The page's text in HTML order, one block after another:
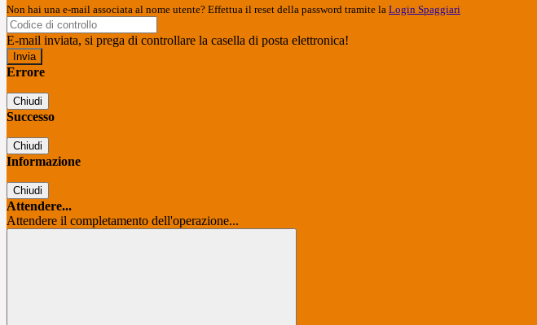
Non hai una e-mail associata al nome utente? Effettua il reset della password tramite la Login Spaggiari
E-mail inviata, si prega di controllare la casella di posta elettronica!
Errore
Chiudi
Successo
Chiudi
Informazione
Chiudi
Attendere...
Attendere il completamento dell'operazione...